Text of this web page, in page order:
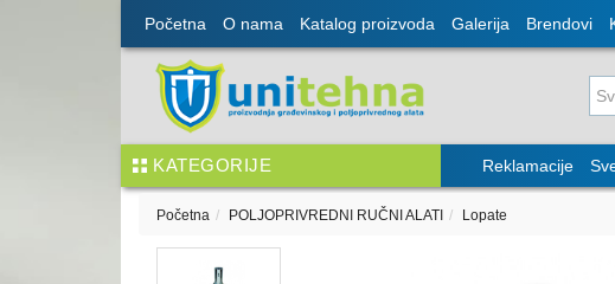
Početna O nama Katalog proizvoda Galerija Brendovi
KATEGORIJE Reklamacije
Početna POLJOPRIVREDNI RUČNI ALATI Lopate